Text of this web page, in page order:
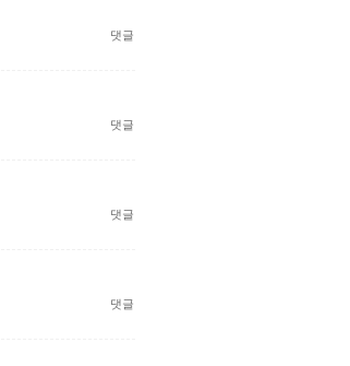
댓글
댓글
댓글
댓글